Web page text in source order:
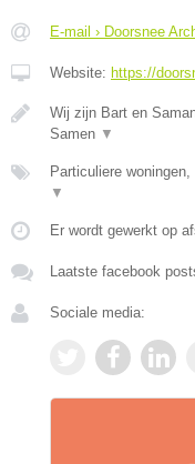
E-mail › Doorsnee
Website: https://
Wij zijn Bart en
Samen ▼
Particuliere
▼
Er wordt gewerkt op
Laatste facebook
Sociale media: